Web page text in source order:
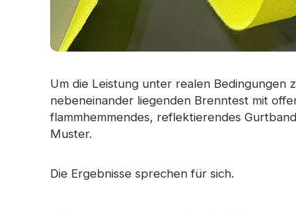
Um die Leistung unter realen Bedingungen
nebeneinander liegenden Brenntest mit
flammhemmendes, reflektierendes
Muster.
Die Ergebnisse sprechen für sich.